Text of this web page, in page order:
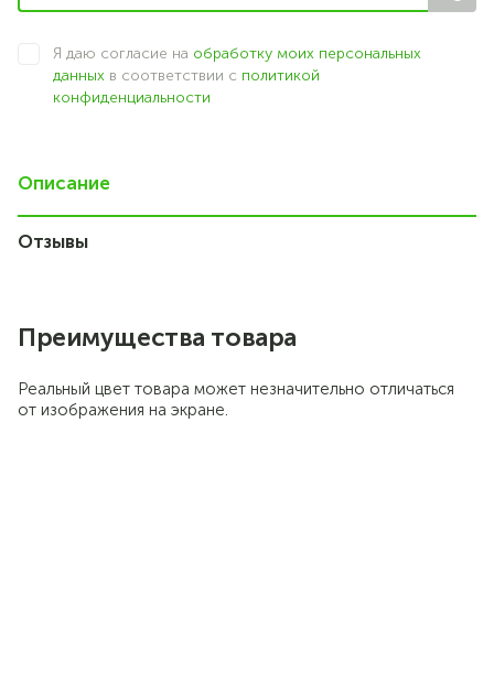
Я даю согласие на обработку моих персональных
данных в соответствии с политикой
конфиденциальности
Описание
Отзывы
Преимущества товара
Реальный цвет товара может незначительно отличаться
от изображения на экране.